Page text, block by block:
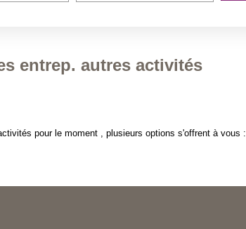
entrep. autres activités
pour le moment , plusieurs options s'offrent à vous :